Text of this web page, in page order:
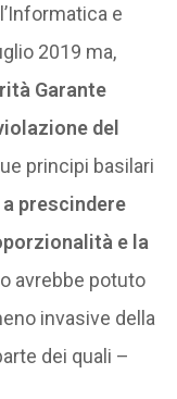
e
2019 ma,
Garante
del
principi basilari
a prescindere
e la
avrebbe potuto
invasive della
dei quali –